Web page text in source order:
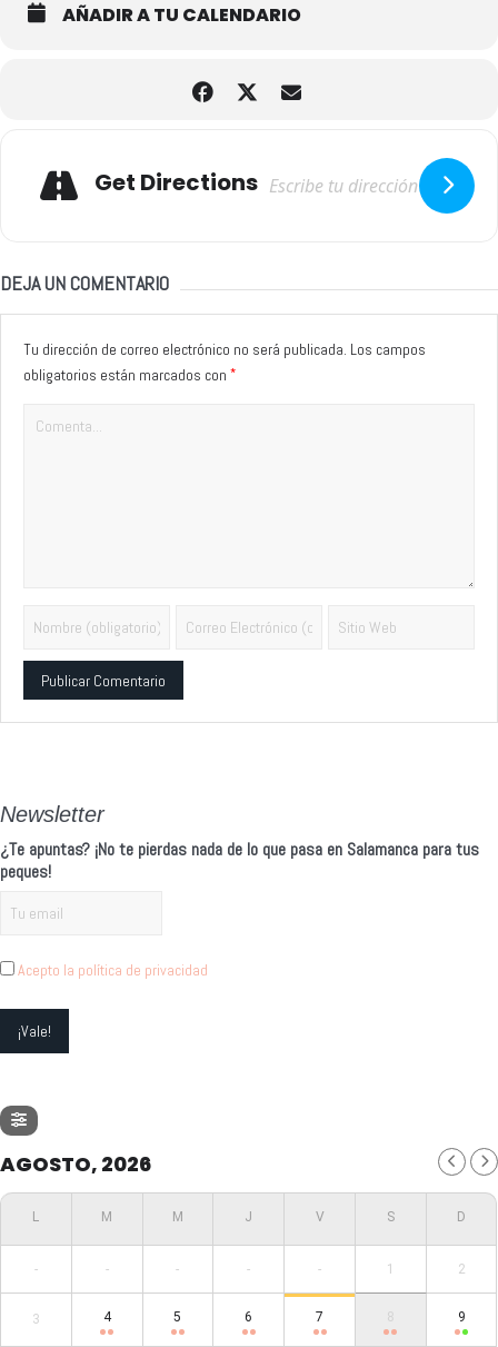
AÑADIR A TU CALENDARIO
Get Directions
DEJA UN COMENTARIO
Tu dirección de correo electrónico no será publicada. Los campos
obligatorios están marcados con *
Newsletter
¿Te apuntas? ¡No te pierdas nada de lo que pasa en Salamanca para tus
peques!
Acepto la política de privacidad
AGOSTO, 2026
- - - - - 1 2
3 4 5 6 7 8 9